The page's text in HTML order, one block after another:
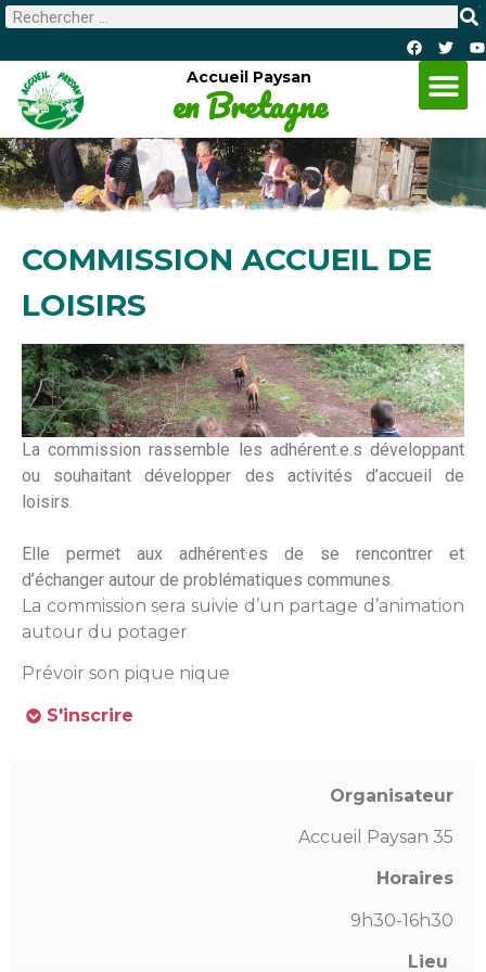
Accueil Paysan
en Bretagne
COMMISSION ACCUEIL DE
LOISIRS
La commission rassemble les adhérent.e.s développant
ou souhaitant développer des activités d’accueil de
loisirs.
Elle permet aux adhérent·es de se rencontrer et
d’échanger autour de problématiques communes.
La commission sera suivie d’un partage d’animation
autour du potager
Prévoir son pique nique
S'inscrire
Organisateur
Accueil Paysan 35
Horaires
9h30-16h30
Lieu